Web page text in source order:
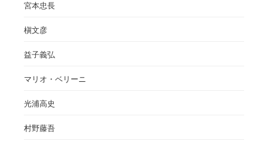
宮本忠長
槇文彦
益子義弘
マリオ・ベリーニ
光浦高史
村野藤吾